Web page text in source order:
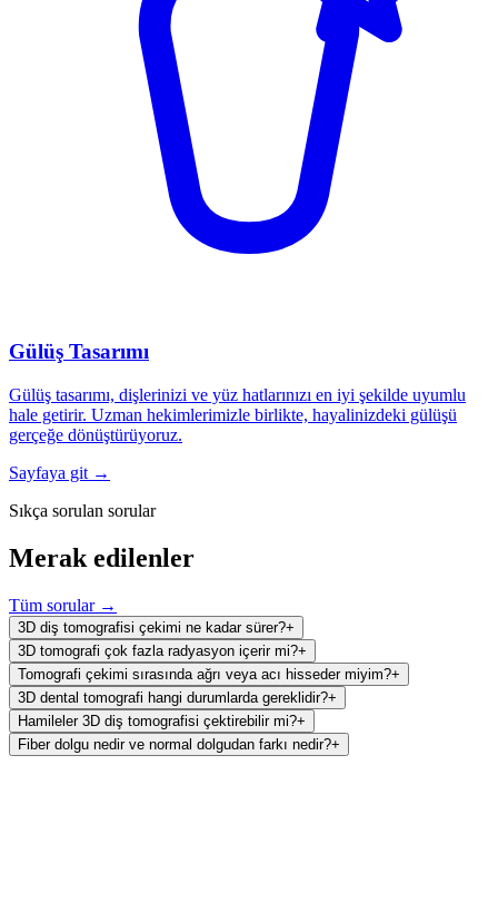
Gülüş Tasarımı
Gülüş tasarımı, dişlerinizi ve yüz hatlarınızı en iyi şekilde uyumlu
hale getirir. Uzman hekimlerimizle birlikte, hayalinizdeki gülüşü
gerçeğe dönüştürüyoruz.
Sayfaya git →
Sıkça sorulan sorular
Merak edilenler
Tüm sorular →
3D diş tomografisi çekimi ne kadar sürer?+
3D tomografi çok fazla radyasyon içerir mi?+
Tomografi çekimi sırasında ağrı veya acı hisseder miyim?+
3D dental tomografi hangi durumlarda gereklidir?+
Hamileler 3D diş tomografisi çektirebilir mi?+
Fiber dolgu nedir ve normal dolgudan farkı nedir?+